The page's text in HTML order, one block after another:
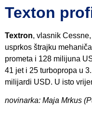
Texton
Textron, vlasnik
usprkos štrajku
prometa i 128 milijuna
41 jet i 25 turbopropa u
milijardi USD. U isto
novinarka: Maja Mrkus